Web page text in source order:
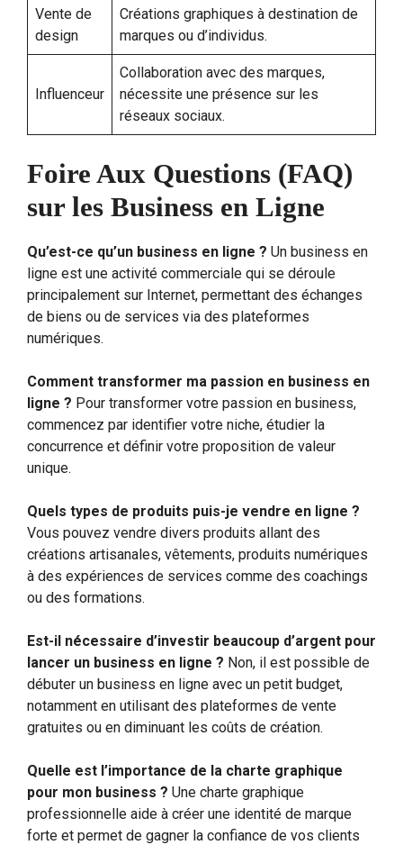
Vente de
design
Créations graphiques à destination de
marques ou d’individus.
Influenceur
Collaboration avec des marques,
nécessite une présence sur les
réseaux sociaux.
Foire Aux Questions (FAQ)
sur les Business en Ligne
Qu’est-ce qu’un business en ligne ? Un business en
ligne est une activité commerciale qui se déroule
principalement sur Internet, permettant des échanges
de biens ou de services via des plateformes
numériques.
Comment transformer ma passion en business en
ligne ? Pour transformer votre passion en business,
commencez par identifier votre niche, étudier la
concurrence et définir votre proposition de valeur
unique.
Quels types de produits puis-je vendre en ligne ?
Vous pouvez vendre divers produits allant des
créations artisanales, vêtements, produits numériques
à des expériences de services comme des coachings
ou des formations.
Est-il nécessaire d’investir beaucoup d’argent pour
lancer un business en ligne ? Non, il est possible de
débuter un business en ligne avec un petit budget,
notamment en utilisant des plateformes de vente
gratuites ou en diminuant les coûts de création.
Quelle est l’importance de la charte graphique
pour mon business ? Une charte graphique
professionnelle aide à créer une identité de marque
forte et permet de gagner la confiance de vos clients